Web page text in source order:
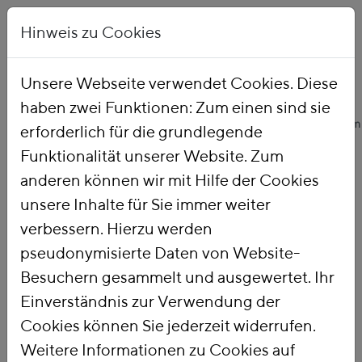
Startseite Unsere Arbeit Themen Ökologische Finanzreform
Ökologische
Finanzreform
Mit einer
Ökologischen
Finanzreform
nutzen wir die Steuer-
Hinweis zu Cookies
Unsere Webseite verwendet Cookies. Diese
haben zwei Funktionen: Zum einen sind sie
erforderlich für die grundlegende
Funktionalität unserer Website. Zum
anderen können wir mit Hilfe der Cookies
unsere Inhalte für Sie immer weiter
verbessern. Hierzu werden
pseudonymisierte Daten von Website-
Besuchern gesammelt und ausgewertet. Ihr
Einverständnis zur Verwendung der
Cookies können Sie jederzeit widerrufen.
Weitere Informationen zu Cookies auf